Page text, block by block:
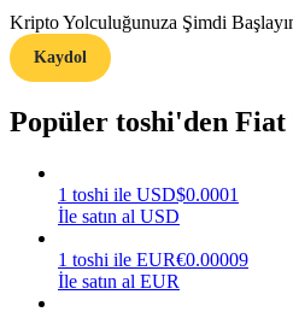
Nasıl kârlı kalabileceğinizi
Kripto Yolculuğunuza Şimdi
Kaydol
Popüler toshi'den
1 toshi ile USD$0.0001
İle satın al USD
1 toshi ile EUR€0.00009
İle satın al EUR